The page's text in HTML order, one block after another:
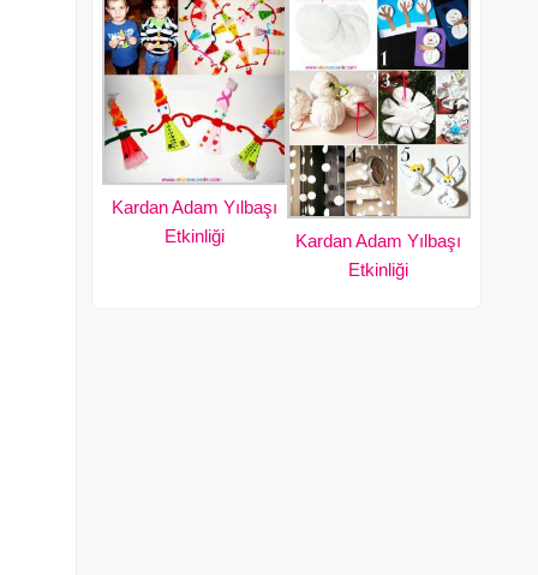
Kardan Adam Yılbaşı
Etkinliği
Kardan Adam Yılbaşı
Etkinliği